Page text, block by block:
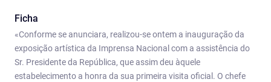
Ficha
«Conforme se anunciara, realizou-se ontem a inauguração da
exposição artística da Imprensa Nacional com a assistência do
Sr. Presidente da República, que assim deu àquele
estabelecimento a honra da sua primeira visita oficial. O chefe